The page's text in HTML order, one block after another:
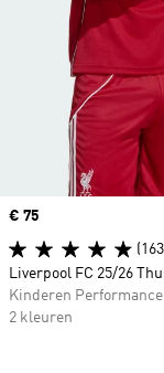
Price
€ 75
Liverpool FC 25/26
Kinderen Performance
2 kleuren